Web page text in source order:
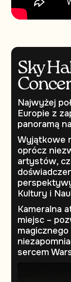
Sky
Najwyżej
Europie z
panoramą
Wyjątkowe
oprócz
artystów,
Kultury i
Kameralna
miejsc –
sercem